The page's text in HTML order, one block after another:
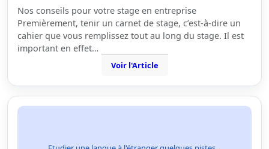
Nos conseils pour votre stage en entreprise
Premièrement, tenir un carnet de stage, c’est-à-dire un
cahier que vous remplissez tout au long du stage. Il est
important en effet…
Voir l'Article